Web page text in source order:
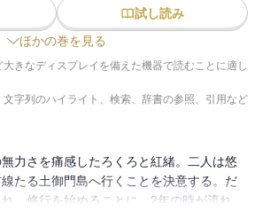
試し読み
ほかの巻を見る
きなディスプレイを備えた機器で読むことに適し
字列のハイライト、検索、辞書の参照、引用など
力さを痛感したろくろと紅緒。二人は悠
たる土御門島へ行くことを決意する。だ
、修行を始めることに。2年の時が流れ、